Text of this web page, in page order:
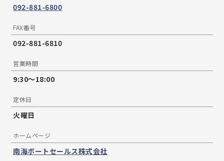
092-881-6800
FAX番号
092-881-6810
営業時間
9:30〜18:00
定休日
火曜日
ホームページ
南海ボートセールス株式会社